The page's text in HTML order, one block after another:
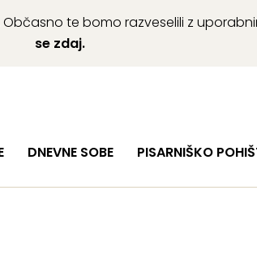
te bomo razveselili z
se zdaj.
DNEVNE SOBE PISARNIŠKO